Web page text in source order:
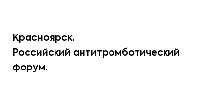
Красноярск.
Российский антитромботический
форум.